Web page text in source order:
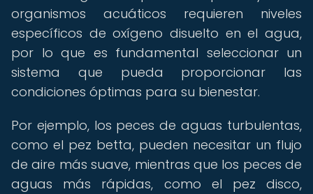
organismos acuáticos requieren niveles
específicos de oxígeno disuelto en el agua,
por lo que es fundamental seleccionar un
sistema que pueda proporcionar las
condiciones óptimas para su bienestar.
Por ejemplo, los peces de aguas turbulentas,
como el pez betta, pueden necesitar un flujo
de aire más suave, mientras que los peces de
aguas más rápidas, como el pez disco,